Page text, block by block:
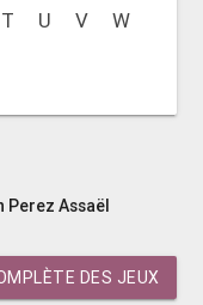
T U V
W
Perez Assaël
DES JEUX